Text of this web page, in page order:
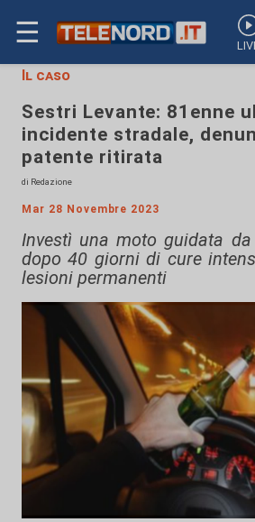
☰
Il caso
Sestri Levante: 81enne
incidente stradale,
patente ritirata
di Redazione
Mar 28 Novembre 2023
Investì una moto guidata
dopo 40 giorni di cure
lesioni permanenti